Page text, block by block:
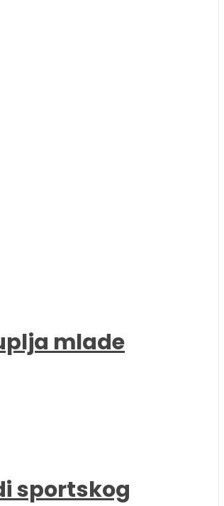
mlade
sportskog